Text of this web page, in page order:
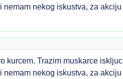
nekog iskustva, za
kurcem. Trazim muskarce
nekog iskustva, za